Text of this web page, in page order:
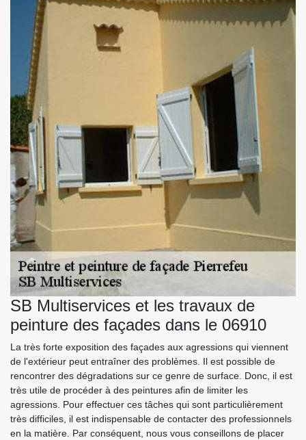
SB Multiservices et les travaux de
peinture des façades dans le 06910
La très forte exposition des façades aux agressions qui viennent
de l'extérieur peut entraîner des problèmes. Il est possible de
rencontrer des dégradations sur ce genre de surface. Donc, il est
très utile de procéder à des peintures afin de limiter les
agressions. Pour effectuer ces tâches qui sont particulièrement
très difficiles, il est indispensable de contacter des professionnels
en la matière. Par conséquent, nous vous conseillons de placer